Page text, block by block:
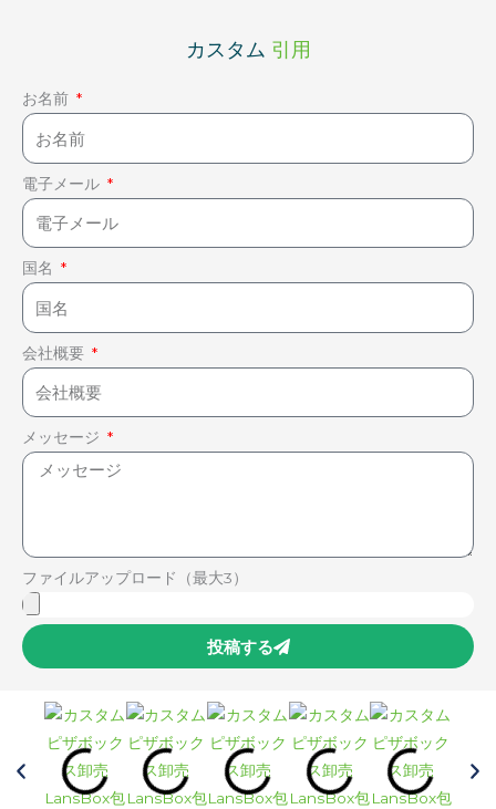
カスタム 引用
お名前
電子メール
国名
会社概要
メッセージ
ファイルアップロード（最大3）
投稿する